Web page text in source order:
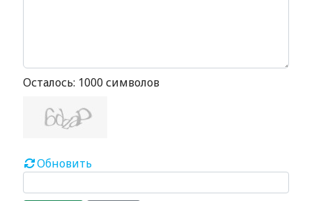
Осталось: 1000 символов
Обновить